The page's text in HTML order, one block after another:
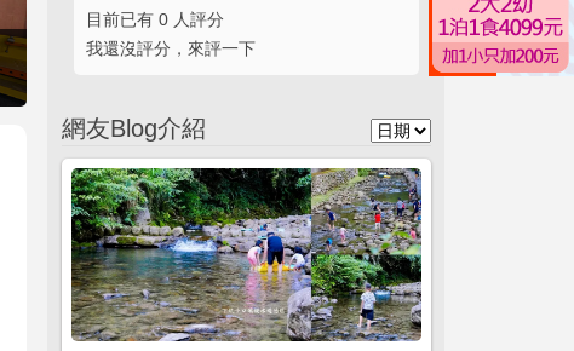
目前已有 0 人評分
我還沒評分，來評一下
網友Blog介紹